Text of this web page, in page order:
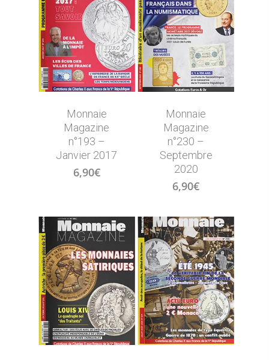
Monnaie
Magazine
n°193 –
Janvier 2017
6,90€
Monnaie
Magazine
n°230 –
Septembre
2020
6,90€